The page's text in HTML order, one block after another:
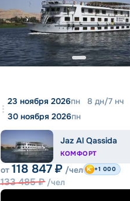
23 ноября 2026пн 8 дн/7 нч
30 ноября 2026пн
Jaz Al Qassida
КОМФОРТ
от 118 847 ₽ /чел
133 485₽ /чел
+1 000